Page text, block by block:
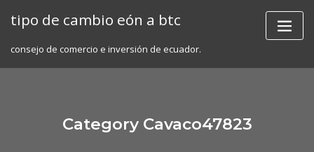
tipo de cambio eón a btc
consejo de comercio e inversión de ecuador.
Category Cavaco47823